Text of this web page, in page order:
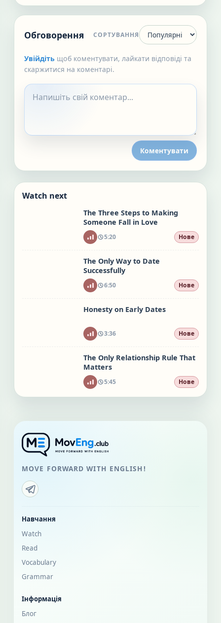
Обговорення СОРТУВАННЯ
Увійдіть щоб коментувати, лайкати відповіді та
скаржитися на коментарі.
Коментувати
Watch next
The Three Steps to Making
Someone Fall in Love
5:20 Нове
The Only Way to Date
Successfully
6:50 Нове
Honesty on Early Dates
3:36 Нове
The Only Relationship Rule That
Matters
5:45 Нове
MOVE FORWARD WITH ENGLISH!
Навчання
Watch
Read
Vocabulary
Grammar
Інформація
Блог